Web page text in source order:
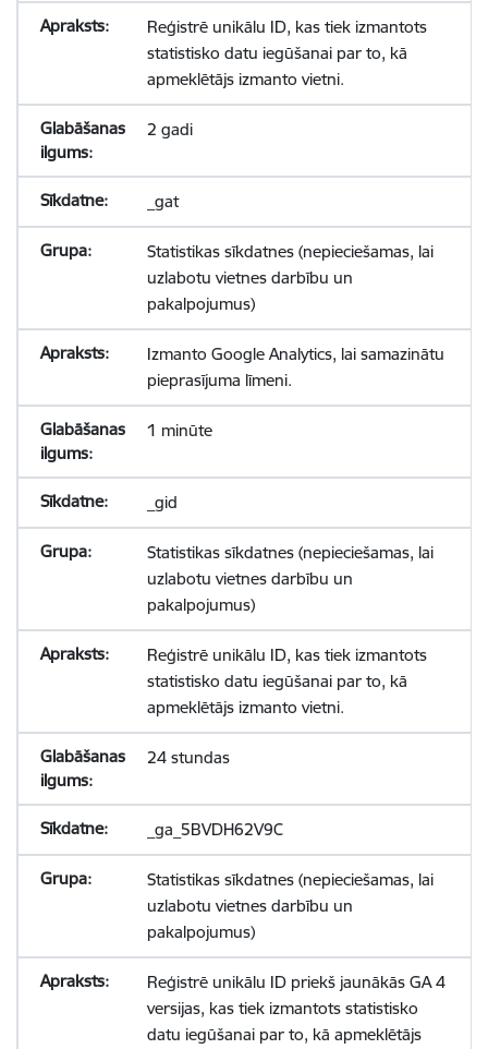
Reģistrē unikālu ID, kas tiek izmantots
statistisko datu iegūšanai par to, kā
apmeklētājs izmanto vietni.
2 gadi
_gat
Statistikas sīkdatnes (nepieciešamas, lai
uzlabotu vietnes darbību un
pakalpojumus)
Izmanto Google Analytics, lai samazinātu
pieprasījuma līmeni.
1 minūte
_gid
Statistikas sīkdatnes (nepieciešamas, lai
uzlabotu vietnes darbību un
pakalpojumus)
Reģistrē unikālu ID, kas tiek izmantots
statistisko datu iegūšanai par to, kā
apmeklētājs izmanto vietni.
24 stundas
_ga_5BVDH62V9C
Statistikas sīkdatnes (nepieciešamas, lai
uzlabotu vietnes darbību un
pakalpojumus)
Reģistrē unikālu ID priekš jaunākās GA 4
versijas, kas tiek izmantots statistisko
datu iegūšanai par to, kā apmeklētājs